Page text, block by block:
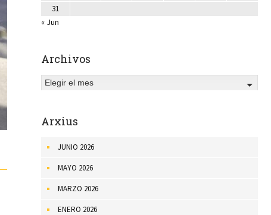
31
« Jun
Archivos
Elegir el mes
Arxius
JUNIO 2026
MAYO 2026
MARZO 2026
ENERO 2026